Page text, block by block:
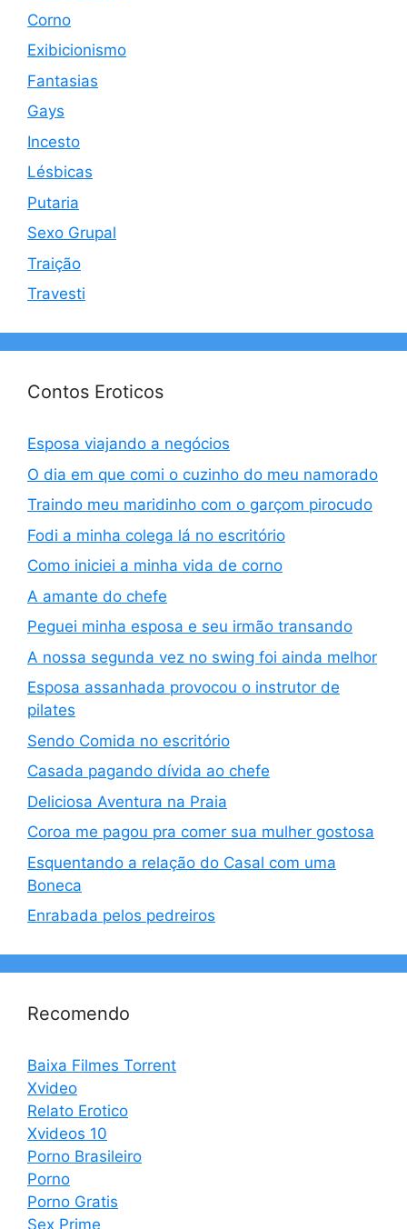
Corno
Exibicionismo
Fantasias
Gays
Incesto
Lésbicas
Putaria
Sexo Grupal
Traição
Travesti
Contos Eroticos
Esposa viajando a negócios
O dia em que comi o cuzinho do meu namorado
Traindo meu maridinho com o garçom pirocudo
Fodi a minha colega lá no escritório
Como iniciei a minha vida de corno
A amante do chefe
Peguei minha esposa e seu irmão transando
A nossa segunda vez no swing foi ainda melhor
Esposa assanhada provocou o instrutor de
pilates
Sendo Comida no escritório
Casada pagando dívida ao chefe
Deliciosa Aventura na Praia
Coroa me pagou pra comer sua mulher gostosa
Esquentando a relação do Casal com uma
Boneca
Enrabada pelos pedreiros
Recomendo
Baixa Filmes Torrent
Xvideo
Relato Erotico
Xvideos 10
Porno Brasileiro
Porno
Porno Gratis
Sex Prime